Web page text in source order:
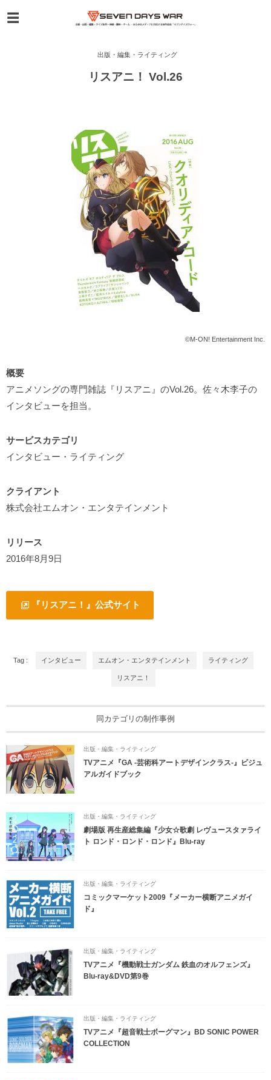
出版・編集・ライティング
リスアニ！ Vol.26
©M-ON! Entertainment Inc.
概要
アニメソングの専門雑誌『リスアニ』のVol.26。佐々木李子の
インタビューを担当。
サービスカテゴリ
インタビュー・ライティング
クライアント
株式会社エムオン・エンタテインメント
リリース
2016年8月9日
『リスアニ！』公式サイト
Tag : インタビュー エムオン・エンタテインメント ライティング
リスアニ！
同カテゴリの制作事例
出版・編集・ライティング
TVアニメ『GA -芸術科アートデザインクラス-』ビジュ
アルガイドブック
出版・編集・ライティング
劇場版 再生産総集編『少女☆歌劇 レヴュースタァライ
ト ロンド・ロンド・ロンド』Blu-ray
出版・編集・ライティング
コミックマーケット2009『メーカー横断アニメガイ
ド』
出版・編集・ライティング
TVアニメ『機動戦士ガンダム 鉄血のオルフェンズ』
Blu-ray&DVD第9巻
出版・編集・ライティング
TVアニメ『超音戦士ボーグマン』BD SONIC POWER
COLLECTION